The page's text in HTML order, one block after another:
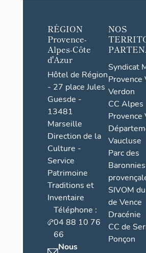
RÉGION
Provence-
Alpes-Côte
d'Azur
Hôtel de Région
- 27 place Jules
Guesde -
13481
Marseille
Direction de la
Culture -
Service
Patrimoine
Traditions et
Inventaire
Téléphone :
04 88 10 76
66
Nous
NOS
Syndicat
Provence
Verdon
CC Alpes
Provence
Vaucluse
Parc des
Baronnies
SIVOM
de Vence
Dracénie
CC de
Ponçon